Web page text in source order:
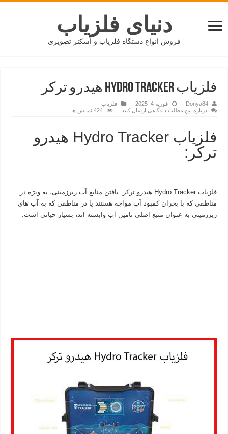
دنیای فلزیاب
فروش انواع دستگاه فلزیاب و اسکنر تصویری
فلزیاب Hydro Tracker هیدرو ترکر
Donya84 فوریه 4, 2025
فلزیاب
درباره این مطلب دیدگاهی ارسال کنید
424 نمایش ها
فلزیاب Hydro Tracker هیدرو
ترکر:
فلزیاب Hydro Tracker هیدرو ترکر :یافتن منابع آب زیرزمینی، به ویژه در
مناطقی که با بحران کمبود آب مواجه هستند یا در مناطقی که به آب های
زیرزمینی به عنوان منبع اصلی تامین آب وابسته اند، بسیار حیاتی است.